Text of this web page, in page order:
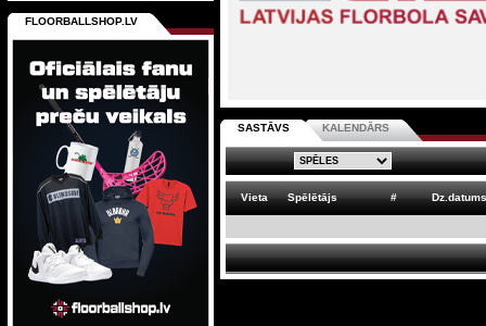
SASTĀVS KALENDĀRS
Vieta Spēlētājs # Dz.datums
FLOORBALLSHOP.LV